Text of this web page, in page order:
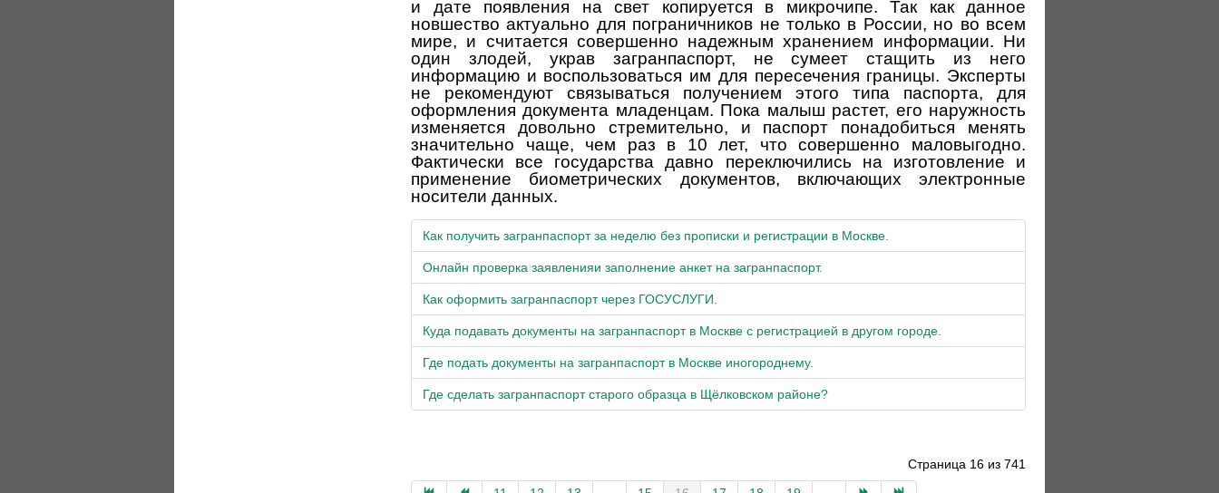
и дате появления на свет копируется в микрочипе. Так как данное
новшество актуально для пограничников не только в России, но во всем
мире, и считается совершенно надежным хранением информации. Ни
один злодей, украв загранпаспорт, не сумеет стащить из него
информацию и воспользоваться им для пересечения границы. Эксперты
не рекомендуют связываться получением этого типа паспорта, для
оформления документа младенцам. Пока малыш растет, его наружность
изменяется довольно стремительно, и паспорт понадобиться менять
значительно чаще, чем раз в 10 лет, что совершенно маловыгодно.
Фактически все государства давно переключились на изготовление и
применение биометрических документов, включающих электронные
носители данных.
Как получить загранпаспорт за неделю без прописки и регистрации в Москве.
Онлайн проверка заявленияи заполнение анкет на загранпаспорт.
Как оформить загранпаспорт через ГОСУСЛУГИ.
Куда подавать документы на загранпаспорт в Москве с регистрацией в другом городе.
Где подать документы на загранпаспорт в Москве иногороднему.
Где сделать загранпаспорт старого образца в Щёлковском районе?
Страница 16 из 741